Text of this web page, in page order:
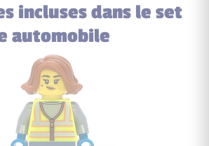
incluses dans le set
automobile